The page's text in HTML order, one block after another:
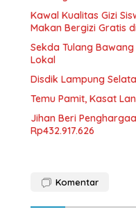
Kawal Kualitas Gizi
Makan Bergizi Gratis
Sekda Tulang
Lokal
Disdik Lampung
Temu Pamit, Kasat
Jihan Beri
Rp432.917.626
Komentar